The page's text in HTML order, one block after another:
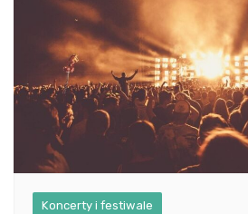
Koncerty i festiwale